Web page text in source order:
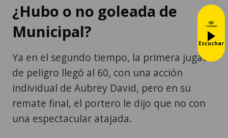
¿Hubo o no goleada de
Municipal?
Ya en el segundo tiempo, la primera jugada
de peligro llegó al 60, con una acción
individual de Aubrey David, pero en su
remate final, el portero le dijo que no con
una espectacular atajada.
Escuchar